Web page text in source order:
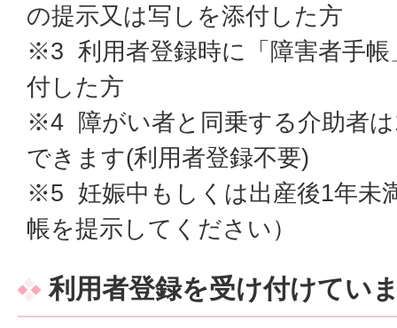
の提示又は写しを添付した方
※3 利用者登録時に「障害者手帳
付した方
※4 障がい者と同乗する介助者
できます(利用者登録不要)
※5 妊娠中もしくは出産後1年未
帳を提示してください）
利用者登録を受け付けてい